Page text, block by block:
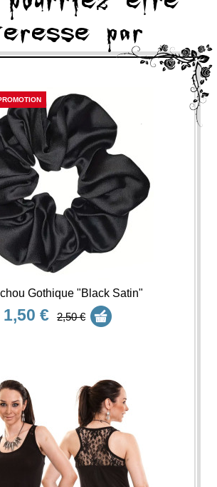
par
Gothique "Black Satin"
1,50 € 2,50 €